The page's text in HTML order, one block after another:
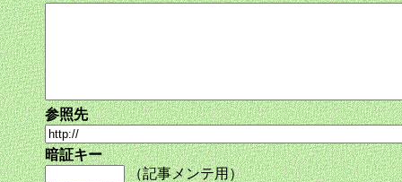
参照先
暗証キー
（記事メンテ用）